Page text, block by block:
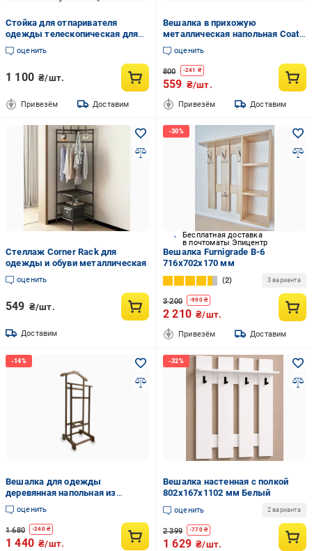
Стойка для отпаривателя
одежды телескопическая для
паровой глажки вещей
выдвижная 85-160 см Серый
оценить
1 100 ₴/шт.
Привезём Доставим
Вешалка в прихожую
металлическая напольная Coat
Rack на 16 крючков
оценить
800 -241 ₴
559 ₴/шт.
Привезём Доставим
Стеллаж Corner Rack для
одежды и обуви металлическая
оценить
549 ₴/шт.
Доставим
Бесплатная доставка
в почтоматы Эпицентр
Вешалка Furnigrade В-6
716х702х170 мм
2 3 варианта
3 200 -990₴
2 210 ₴/шт.
Привезём Доставим
Вешалка для одежды
деревянная напольная из
натурального дуба
1060х500х365 мм Темно-
коричневый (29176113)
оценить
1 680 -240₴
1 440 ₴/шт.
Вешалка настенная с полкой
802x167x1102 мм Белый
оценить 2 варианта
2 399 -770₴
1 629 ₴/шт.